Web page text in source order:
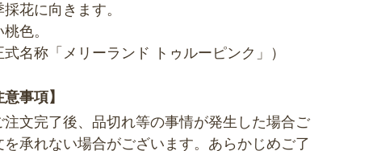
採花に向きます。
色。
式名称「メリーランド トゥルーピンク」）
意事項】
文完了後、品切れ等の事情が発生した場合ご
を承れない場合がございます。あらかじめご了